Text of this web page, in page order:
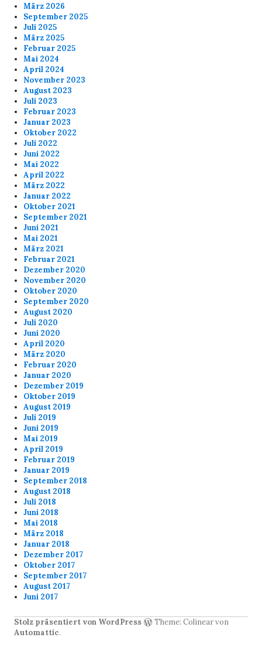
März 2026
September 2025
Juli 2025
März 2025
Februar 2025
Mai 2024
April 2024
November 2023
August 2023
Juli 2023
Februar 2023
Januar 2023
Oktober 2022
Juli 2022
Juni 2022
Mai 2022
April 2022
März 2022
Januar 2022
Oktober 2021
September 2021
Juni 2021
Mai 2021
März 2021
Februar 2021
Dezember 2020
November 2020
Oktober 2020
September 2020
August 2020
Juli 2020
Juni 2020
April 2020
März 2020
Februar 2020
Januar 2020
Dezember 2019
Oktober 2019
August 2019
Juli 2019
Juni 2019
Mai 2019
April 2019
Februar 2019
Januar 2019
September 2018
August 2018
Juli 2018
Juni 2018
Mai 2018
März 2018
Januar 2018
Dezember 2017
Oktober 2017
September 2017
August 2017
Juni 2017
Stolz präsentiert von WordPress
Theme: Colinear von
Automattic.